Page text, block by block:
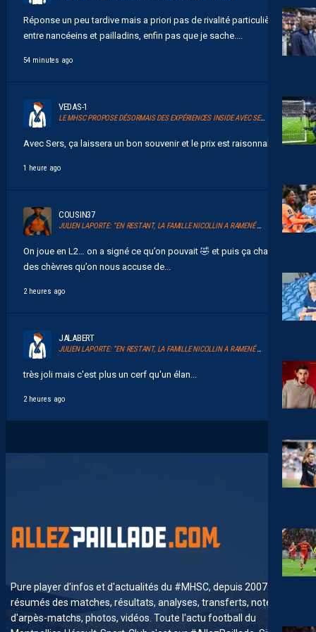
Réponse un peu tardive mais a priori pas de rivalité particulière
entre nancéeins et pailladins, enfin pas que je sache....
54 minutes ago
VEDAS-1
LE MHSC PROPOSE DÉSORMAIS DES EXPÉRIENCES INSIDE AVEC SERSOU
Avec Sers, ça laissera un bon souvenir et le prix est raisonnable....
1 heure ago
COUSIN37
JULIEN LAPORTE: “EN RESTANT, LA FAMILLE NICOLLIN A RAMENÉ UN ÉLAN AU CLUB.”
On joue en L2… on a signé ce qu’on pouvait 🤣 et puis ça change
des chèvres qu’on nous accuse de...
2 heures ago
JALABERT
JULIEN LAPORTE: “EN RESTANT, LA FAMILLE NICOLLIN A RAMENÉ UN ÉLAN AU CLUB.”
très joli mais c'est plus un cerf qu'un élan...
2 heures ago
Pure player d'infos et d'actualités du #MHSC, depuis 2007. News,
résumés des matches, résultats, analyses, transferts, notes
d'arpès-matchs, photos, vidéos. Toute l'actu football du